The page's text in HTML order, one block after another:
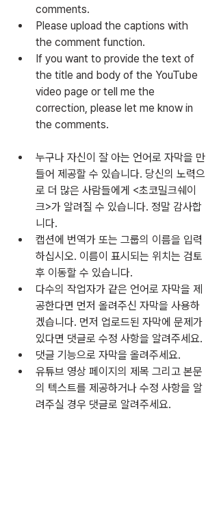
comments.
Please upload the captions with
the comment function.
If you want to provide the text of
the title and body of the YouTube
video page or tell me the
correction, please let me know in
the comments.
누구나 자신이 잘 아는 언어로 자막을 만
들어 제공할 수 있습니다. 당신의 노력으
로 더 많은 사람들에게 <초코밀크쉐이
크>가 알려질 수 있습니다. 정말 감사합
니다.
캡션에 번역가 또는 그룹의 이름을 입력
하십시오. 이름이 표시되는 위치는 검토
후 이동할 수 있습니다.
다수의 작업자가 같은 언어로 자막을 제
공한다면 먼저 올려주신 자막을 사용하
겠습니다. 먼저 업로드된 자막에 문제가
있다면 댓글로 수정 사항을 알려주세요.
댓글 기능으로 자막을 올려주세요.
유튜브 영상 페이지의 제목 그리고 본문
의 텍스트를 제공하거나 수정 사항을 알
려주실 경우 댓글로 알려주세요.